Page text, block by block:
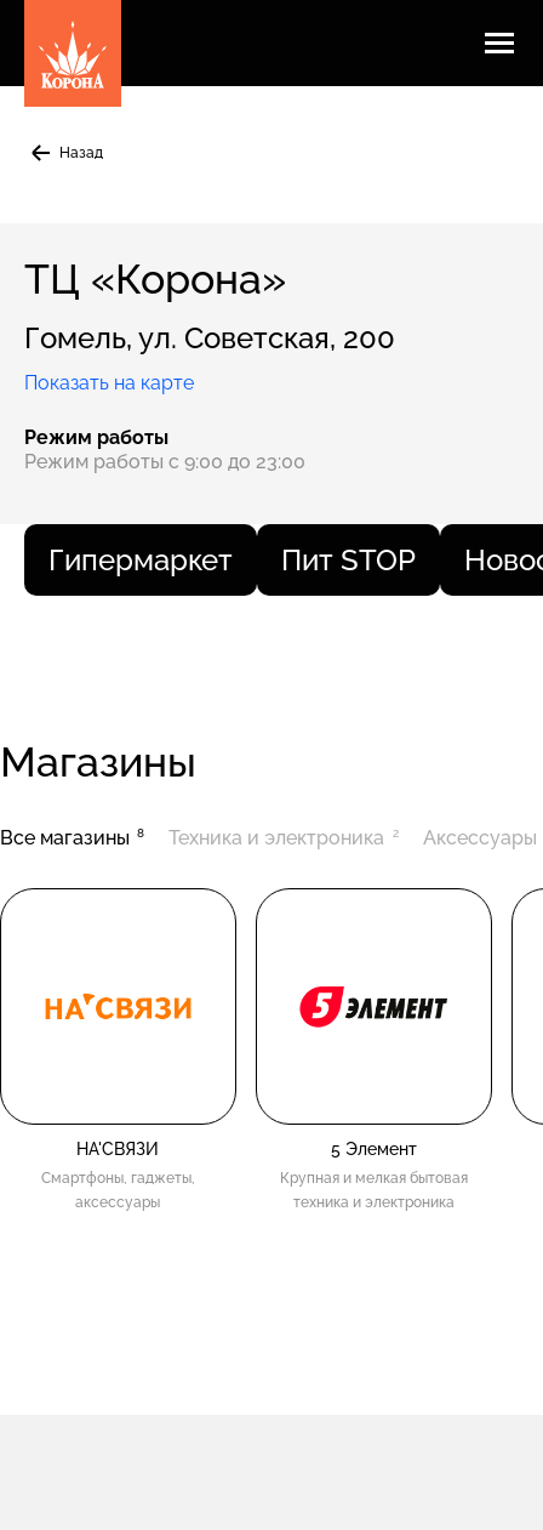
Назад
ТЦ «Корона»
Гомель, ул. Советская, 200
показать на карте
Режим работы
Режим работы с 9:00 до 23:00
Гипермаркет Пит STOP
Магазины
Все магазины 8 Техника и электроника 2 Аксессуары
НА'СВЯЗИ
Смартфоны, гаджеты,
аксессуары
5 Элемент
Крупная и мелкая бытовая
техника и электроника